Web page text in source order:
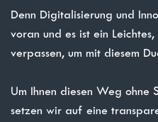
Denn Digitalisierung und
voran und es ist ein
verpassen, um mit diesem
Um Ihnen diesen Weg ohne
setzen wir auf eine